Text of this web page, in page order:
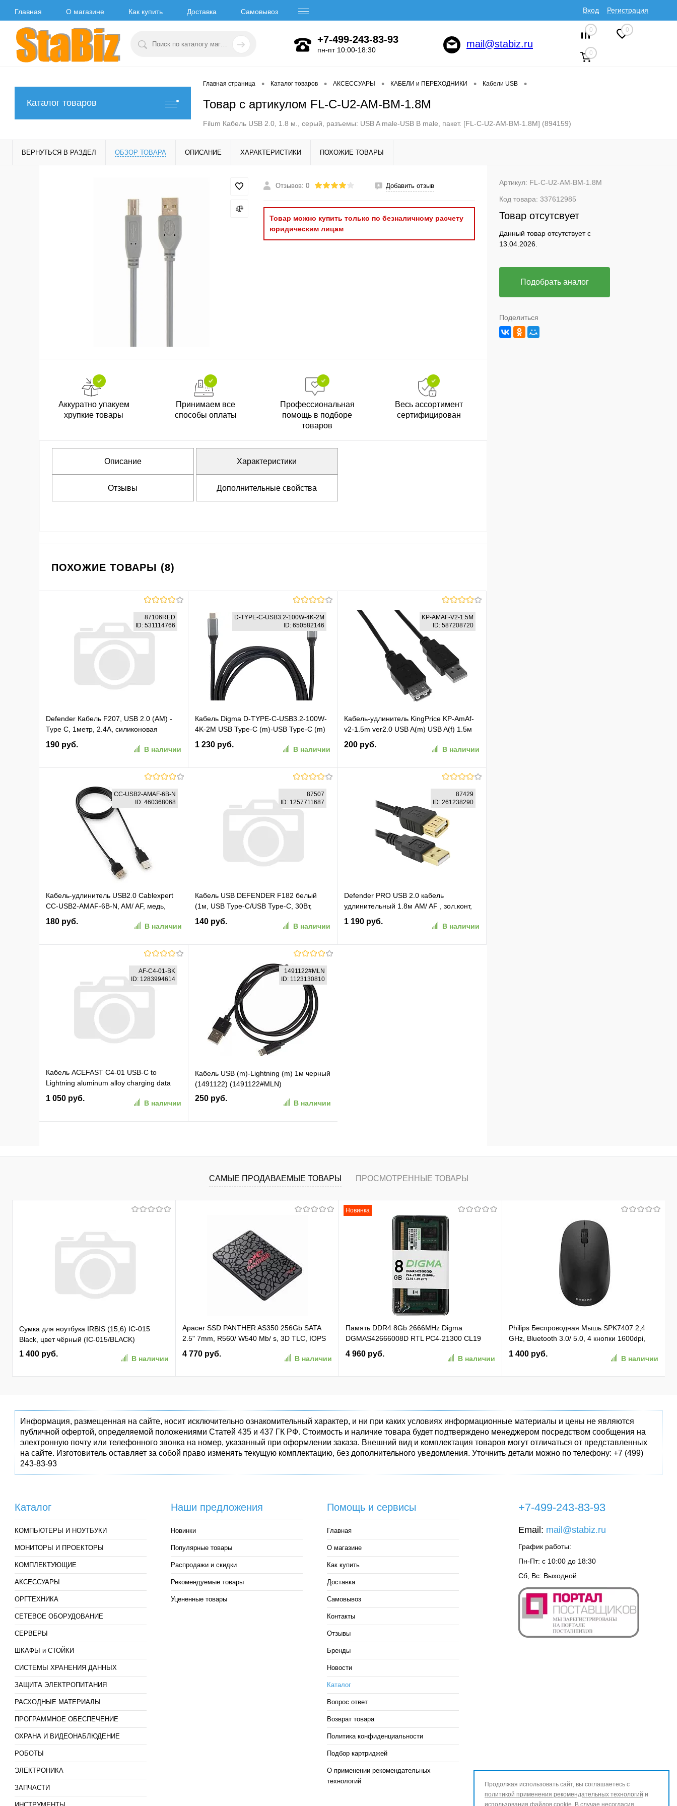
Главная О магазине Как купить Доставка Самовывоз Вход Регистрация
+7-499-243-83-93
пн-пт 10:00-18:30
mail@stabiz.ru
0 0
0
Каталог товаров
Главная страница • Каталог товаров • АКСЕССУАРЫ • КАБЕЛИ и ПЕРЕХОДНИКИ • Кабели USB •
Товар с артикулом FL-C-U2-AM-BM-1.8M
Filum Кабель USB 2.0, 1.8 м., серый, разъемы: USB A male-USB B male, пакет. [FL-C-U2-AM-BM-1.8M] (894159)
ВЕРНУТЬСЯ В РАЗДЕЛ ОБЗОР ТОВАРА ОПИСАНИЕ ХАРАКТЕРИСТИКИ ПОХОЖИЕ ТОВАРЫ
Отзывов: 0 Добавить отзыв
Товар можно купить только по безналичному расчету
юридическим лицам
Аккуратно упакуем
хрупкие товары
Принимаем все
способы оплаты
Профессиональная
помощь в подборе
товаров
Весь ассортимент
сертифицирован
Описание Характеристики
Отзывы Дополнительные свойства
ПОХОЖИЕ ТОВАРЫ (8)
87106RED
ID: 531114766
Defender Кабель F207, USB 2.0 (AM) -
Type C, 1метр, 2.4А, силиконовая
оплетка, красный. (87106RED)
190 руб.
В наличии
В корзину
В избранное К сравнению
D-TYPE-C-USB3.2-100W-4K-2M
ID: 650582146
Кабель Digma D-TYPE-C-USB3.2-100W-
4K-2M USB Type-C (m)-USB Type-C (m)
2м черный
1 230 руб.
В наличии
В избранное К сравнению
KP-AMAF-V2-1.5M
ID: 587208720
Кабель-удлинитель KingPrice KP-AmAf-
v2-1.5m ver2.0 USB A(m) USB A(f) 1.5м
черный
200 руб.
В наличии
К сравнению
CC-USB2-AMAF-6B-N
ID: 460368068
Кабель-удлинитель USB2.0 Cablexpert
CC-USB2-AMAF-6B-N, AM/ AF, медь,
серия Pro, 1.8м, черн, пакет
180 руб.
В наличии
В избранное К сравнению
87507
ID: 1257711687
Кабель USB DEFENDER F182 белый
(1м, USB Type-C/USB Type-C, 30Вт,
пакет) (87507)
140 руб.
В наличии
В корзину
В избранное К сравнению
87429
ID: 261238290
Defender PRO USB 2.0 кабель
удлинительный 1.8м AM/ AF , зол.конт,
2фер.фил. (87429)
1 190 руб.
В наличии
AF-C4-01-BK
ID: 1283994614
Кабель ACEFAST C4-01 USB-C to
Lightning aluminum alloy charging data
cable. Длина 1,8 м. Цвет: черный (AF-
C4-01-BK)
1 050 руб.
В наличии
1491122#MLN
ID: 1123130810
Кабель USB (m)-Lightning (m) 1м черный
(1491122) (1491122#MLN)
250 руб.
В наличии
В избранное К сравнению
Артикул: FL-C-U2-AM-BM-1.8M
Код товара: 337612985
Товар отсутсвует
Данный товар отсутствует с
13.04.2026.
Подобрать аналог
Поделиться
САМЫЕ ПРОДАВАЕМЫЕ ТОВАРЫ ПРОСМОТРЕННЫЕ ТОВАРЫ
Сумка для ноутбука IRBIS (15,6) IC-015
Black, цвет чёрный (IC-015/BLACK)
1 400 руб.
В наличии
Apacer SSD PANTHER AS350 256Gb SATA
2.5" 7mm, R560/ W540 Mb/ s, 3D TLC, IOPS
81K/ 74K, MTBF 1,5M, 180TBW,
(AP256GAS350-1)
4 770 руб.
В наличии
Новинка
Память DDR4 8Gb 2666MHz Digma
DGMAS42666008D RTL PC4-21300 CL19
SO-DIMM 260-pin 1.2В dual rank Ret
4 960 руб.
В наличии
Philips Беспроводная Мышь SPK7407 2,4
GHz, Bluetooth 3.0/ 5.0, 4 кнопки 1600dpi,
бесшумная Чёрный (SPK7407B/ 01)
(SPK7407B/01)
1 400 руб.
В наличии
Информация, размещенная на сайте, носит исключительно ознакомительный характер, и ни при каких условиях информационные материалы и цены не являются
публичной офертой, определяемой положениями Статей 435 и 437 ГК РФ. Стоимость и наличие товара будет подтверждено менеджером посредством сообщения на
электронную почту или телефонного звонка на номер, указанный при оформлении заказа. Внешний вид и комплектация товаров могут отличаться от представленных
на сайте. Изготовитель оставляет за собой право изменять текущую комплектацию, без дополнительного уведомления. Уточнить детали можно по телефону: +7 (499)
243-83-93
Каталог
КОМПЬЮТЕРЫ И НОУТБУКИ
МОНИТОРЫ И ПРОЕКТОРЫ
КОМПЛЕКТУЮЩИЕ
АКСЕССУАРЫ
ОРГТЕХНИКА
СЕТЕВОЕ ОБОРУДОВАНИЕ
СЕРВЕРЫ
ШКАФЫ и СТОЙКИ
СИСТЕМЫ ХРАНЕНИЯ ДАННЫХ
ЗАЩИТА ЭЛЕКТРОПИТАНИЯ
РАСХОДНЫЕ МАТЕРИАЛЫ
ПРОГРАММНОЕ ОБЕСПЕЧЕНИЕ
ОХРАНА И ВИДЕОНАБЛЮДЕНИЕ
РОБОТЫ
ЭЛЕКТРОНИКА
ЗАПЧАСТИ
Наши предложения
Новинки
Популярные товары
Распродажи и скидки
Рекомендуемые товары
Уцененные товары
Помощь и сервисы
Главная
О магазине
Как купить
Доставка
Самовывоз
Контакты
Отзывы
Бренды
Новости
Каталог
Вопрос ответ
Возврат товара
Политика конфиденциальности
Подбор картриджей
О применении рекомендательных
технологий
+7-499-243-83-93
Email: mail@stabiz.ru
График работы:
Пн-Пт: с 10:00 до 18:30
Сб, Вс: Выходной
Продолжая использовать сайт, вы соглашаетесь с
политикой применения рекомендательных технологий и
использования файлов cookie . В случае несогласия